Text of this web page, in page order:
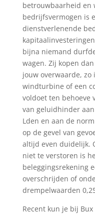
betrouwbaarheid en
bedrijfsvermogen is
dienstverlenende
bijna niemand
wagen. Zij kopen
jouw overwaarde, zo
windturbine of een
voldoet ten behoeve
van geluidhinder
Lden en aan de
op de gevel van
altijd even duidelijk.
niet te verstoren is
beleggingsrekening
overschrijden of
drempelwaarden
Recent kun je bij